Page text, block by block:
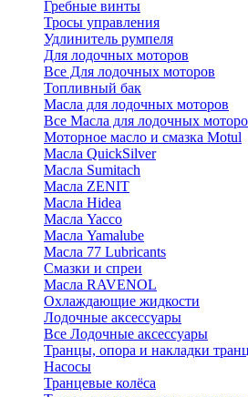
Гребные винты
Тросы управления
Удлинитель румпеля
Для лодочных моторов
Все Для лодочных моторов
Топливный бак
Масла для лодочных моторов
Все Масла для лодочных
Моторное масло и смазка Motul
Масла QuickSilver
Масла Sumitach
Масла ZENIT
Масла Hidea
Масла Yacco
Масла Yamalube
Масла 77 Lubricants
Смазки и спреи
Масла RAVENOL
Охлаждающие жидкости
Лодочные аксессуары
Все Лодочные аксессуары
Транцы, опора и накладки
Насосы
Транцевые колёса